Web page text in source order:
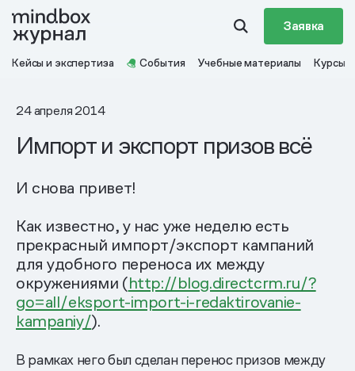
Заявка
Кейсы и экспертиза События Учебные материалы Курсы
24 апреля 2014
Импорт и экспорт призов всё
И снова привет!
Как известно, у нас уже неделю есть
прекрасный импорт/экспорт кампаний
для удобного переноса их между
окружениями (http://blog.directcrm.ru/?
go=all/eksport-import-i-redaktirovanie-
kampaniy/).
В рамках него был сделан перенос призов между